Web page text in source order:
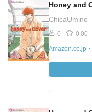
Honey and
ChicaUmino
0 0.00
Amazon.co.jp